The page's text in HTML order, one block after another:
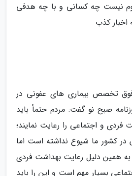
نیست چه کسانی و با چه هدفی
اخبار کذب
فوق تخصص بیماری های عفونی در
صبح نو گفت: مردم حتماً باید
و اجتماعی را رعایت نمایند؛
کشور ما شیوع نداشته است اما
به همین دلیل رعایت بهداشت فردی
بسیار مهم است و این را باید